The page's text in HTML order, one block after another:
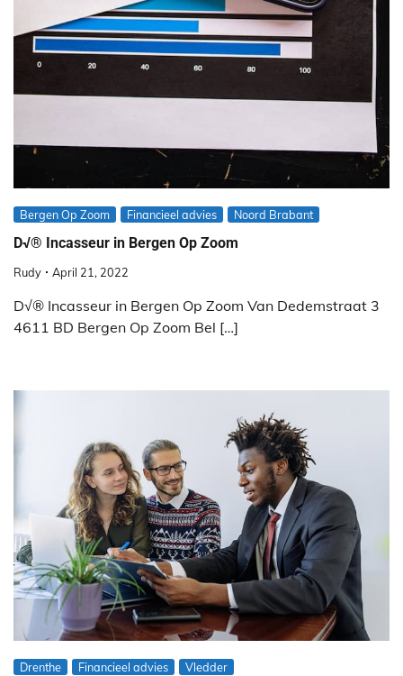
Bergen Op Zoom Financieel advies Noord Brabant
D√® Incasseur in Bergen Op Zoom
Rudy April 21, 2022
D√® Incasseur in Bergen Op Zoom Van Dedemstraat 3
4611 BD Bergen Op Zoom Bel […]
Drenthe Financieel advies Vledder